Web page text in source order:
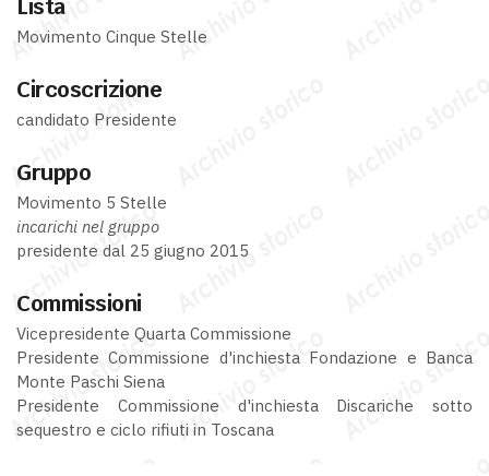
Lista
Movimento Cinque Stelle
Circoscrizione
candidato Presidente
Gruppo
Movimento 5 Stelle
incarichi nel gruppo
presidente dal 25 giugno 2015
Commissioni
Vicepresidente Quarta Commissione
Presidente Commissione d'inchiesta Fondazione e Banca
Monte Paschi Siena
Presidente Commissione d'inchiesta Discariche sotto
sequestro e ciclo rifiuti in Toscana